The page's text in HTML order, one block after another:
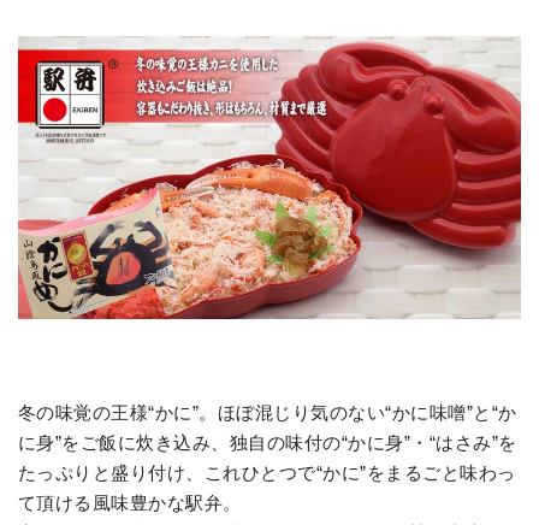
冬の味覚の王様“かに”。ほぼ混じり気のない“かに味噌”と“か
に身”をご飯に炊き込み、独自の味付の“かに身”・“はさみ”を
たっぷりと盛り付け、これひとつで“かに”をまるごと味わっ
て頂ける風味豊かな駅弁。